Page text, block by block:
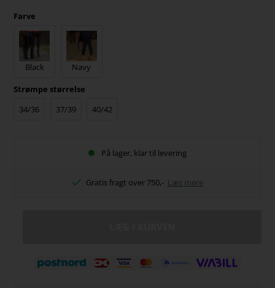
Farve
Black
Navy
Strømpe størrelse
34/36
37/39 40/42
På lager, klar til levering
Gratis fragt over 750,- Læs mere